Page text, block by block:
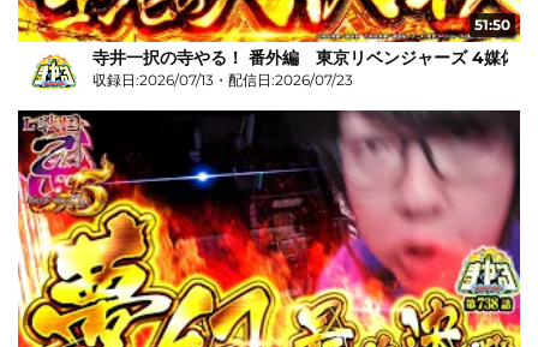
51:50
寺井一択の寺やる！ 番外編 東京リベンジャーズ 4媒体リ
収録日:2026/07/13・配信日:2026/07/23